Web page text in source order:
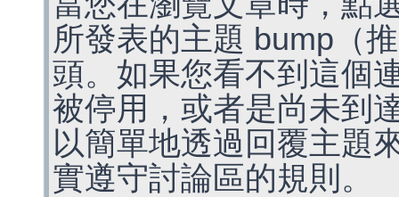
所發表的主題 bump（
頭。如果您看不到這個
被停用，或者是尚未到
以簡單地透過回覆主題
實遵守討論區的規則。